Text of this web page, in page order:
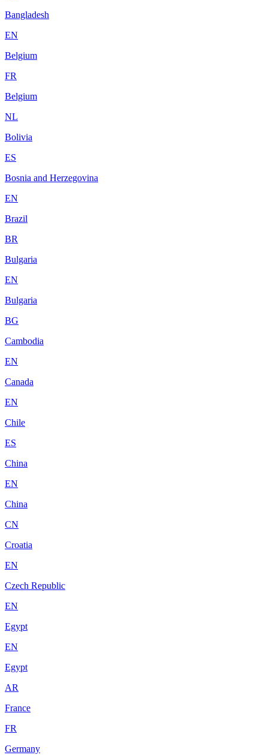
Bangladesh
EN
Belgium
FR
Belgium
NL
Bolivia
ES
Bosnia and Herzegovina
EN
Brazil
BR
Bulgaria
EN
Bulgaria
BG
Cambodia
EN
Canada
EN
Chile
ES
China
EN
China
CN
Croatia
EN
Czech Republic
EN
Egypt
EN
Egypt
AR
France
FR
Germany